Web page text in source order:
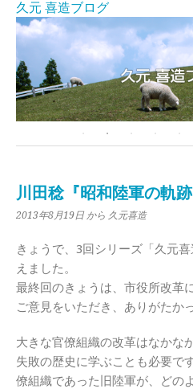
久元 喜造ブログ
川田稔『昭和陸軍の軌跡
2013年8月19日 から 久元喜造
きょうで、3回シリーズ「久元
えました。
最終回のきょうは、市役所改革
ご意見をいただき、ありがたか
大きな官僚組織の改革はなかな
失敗の歴史に学ぶことも必要で
僚組織であった旧陸軍が、どの